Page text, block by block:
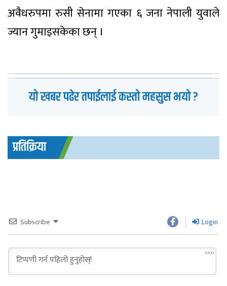
अवैधरुपमा रुसी सेनामा गएका ६ जना नेपाली युवाले
ज्यान गुमाइसकेका छन् ।
यो खबर पढेर तपाईलाई कस्तो महसुस भयो ?
प्रतिक्रिया
Subscribe Login
1000